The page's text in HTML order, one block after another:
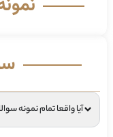
آیا واقعا تمام نمونه